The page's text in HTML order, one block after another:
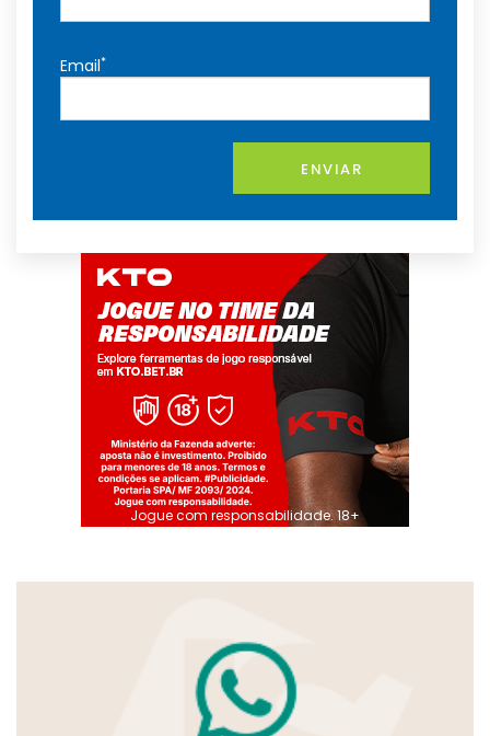
Email*
ENVIAR
Jogue com responsabilidade. 18+